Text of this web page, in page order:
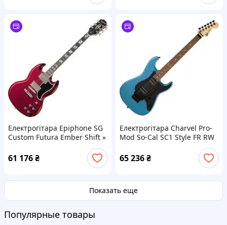
Електрогітара Epiphone SG
Custom Futura Ember Shift »
61 176₴
Електрогітара Charvel Pro-
Mod So-Cal SC1 Style FR RW
65 236₴
Показать еще
Популярные товары